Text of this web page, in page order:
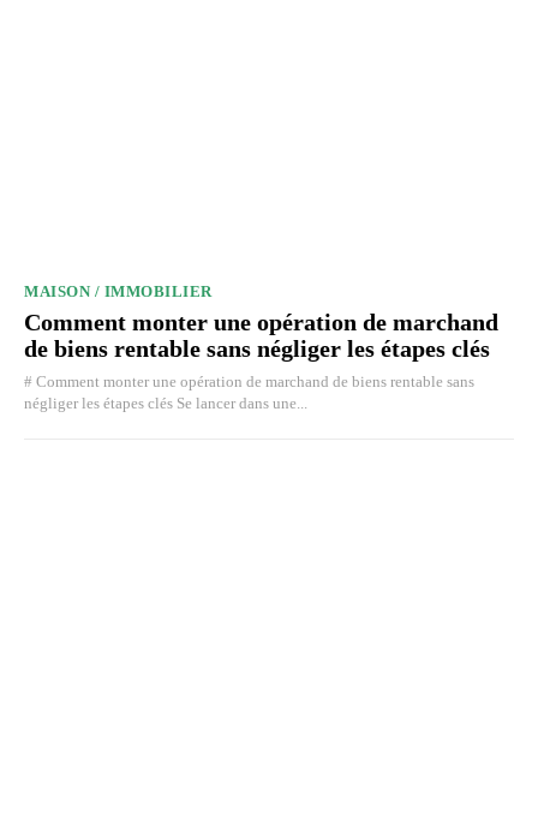
MAISON / IMMOBILIER
Comment monter une opération de marchand
de biens rentable sans négliger les étapes clés
# Comment monter une opération de marchand de biens rentable sans
négliger les étapes clés Se lancer dans une...